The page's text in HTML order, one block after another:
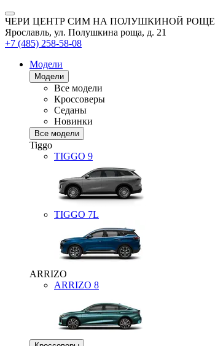
ЧЕРИ ЦЕНТР СИМ НА ПОЛУШКИНОЙ РОЩЕ
Ярославль, ул. Полушкина роща, д. 21
+7 (485) 258-58-08
Модели
Модели
Все модели
Кроссоверы
Седаны
Новинки
Все модели
Tiggo
TIGGO 9
TIGGO 7L
ARRIZO
ARRIZO 8